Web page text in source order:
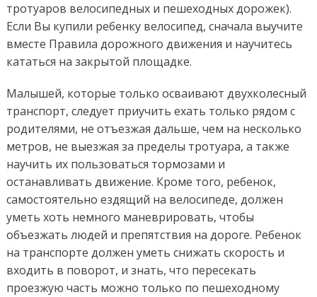
тротуаров велосипедных и пешеходных дорожек).
Если Вы купили ребенку велосипед, сначала выучите
вместе Правила дорожного движения и научитесь
кататься на закрытой площадке.
Малышей, которые только осваивают двухколесный
транспорт, следует приучить ехать только рядом с
родителями, не отъезжая дальше, чем на несколько
метров, не выезжая за пределы тротуара, а также
научить их пользоваться тормозами и
останавливать движение. Кроме того, ребенок,
самостоятельно ездящий на велосипеде, должен
уметь хоть немного маневрировать, чтобы
объезжать людей и препятствия на дороге. Ребенок
на транспорте должен уметь снижать скорость и
входить в поворот, и знать, что пересекать
проезжую часть можно только по пешеходному